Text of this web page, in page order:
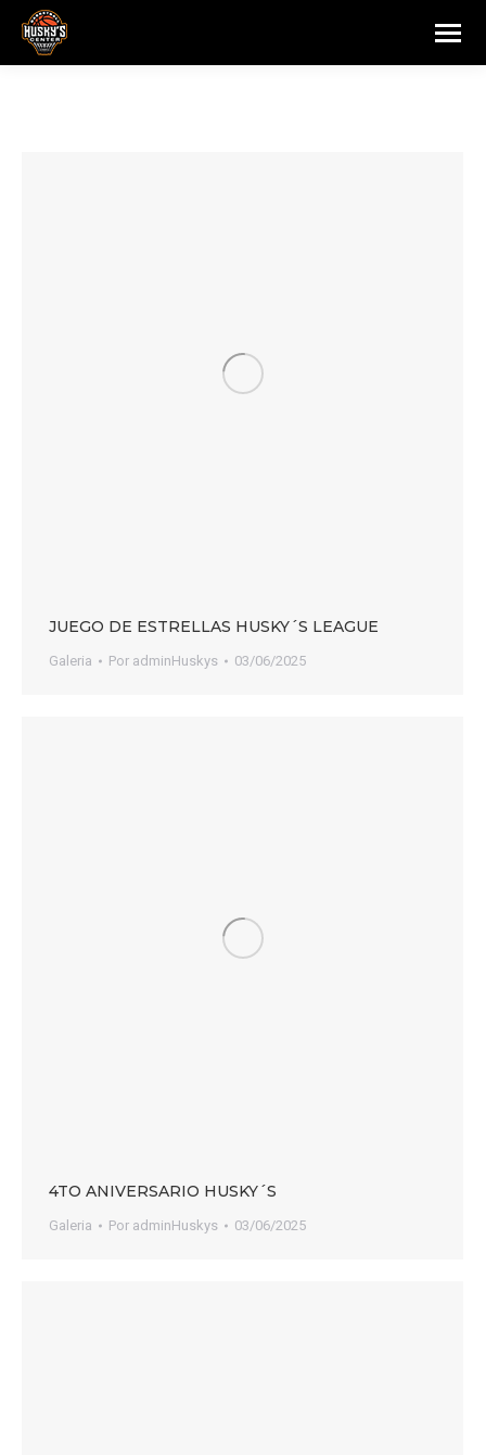
JUEGO DE ESTRELLAS HUSKY´S LEAGUE
Galeria Por adminHuskys 03/06/2025
4TO ANIVERSARIO HUSKY´S
Galeria Por adminHuskys 03/06/2025